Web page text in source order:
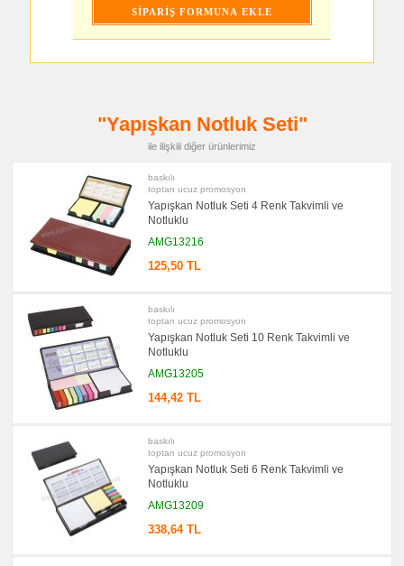
"Yapışkan Notluk Seti"
ile ilişkili diğer ürünlerimiz
baskılı
toptan ucuz promosyon
Yapışkan Notluk Seti 4 Renk Takvimli ve
Notluklu
AMG13216
125,50 TL
baskılı
toptan ucuz promosyon
Yapışkan Notluk Seti 10 Renk Takvimli ve
Notluklu
AMG13205
144,42 TL
baskılı
toptan ucuz promosyon
Yapışkan Notluk Seti 6 Renk Takvimli ve
Notluklu
AMG13209
338,64 TL
promosyon
promosyon
Kartvizitlik
promosyon
Radyo
promosyon
Takvim
Bardak
Altlığı
&
Para
Tabağı
promosyon
Evrak
Çantası
Bloknot
promosyon
Masa
Seti
&
Sümen
Takımı